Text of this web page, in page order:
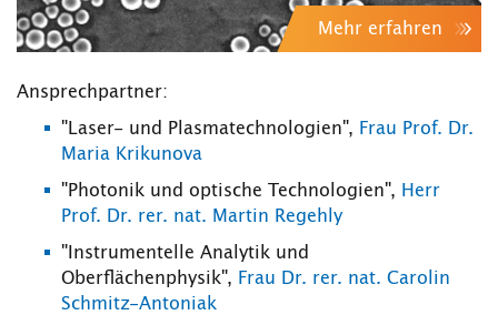
Mehr erfahren
Ansprechpartner:
"Laser- und Plasmatechnologien", Frau Prof. Dr.
Maria Krikunova
"Photonik und optische Technologien", Herr
Prof. Dr. rer. nat. Martin Regehly
"Instrumentelle Analytik und
Oberflächenphysik", Frau Dr. rer. nat. Carolin
Schmitz-Antoniak